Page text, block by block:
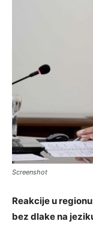
Screenshot
Reakcije u
bez dlake na